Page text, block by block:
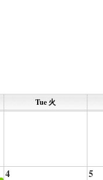
Tue 火
4 5